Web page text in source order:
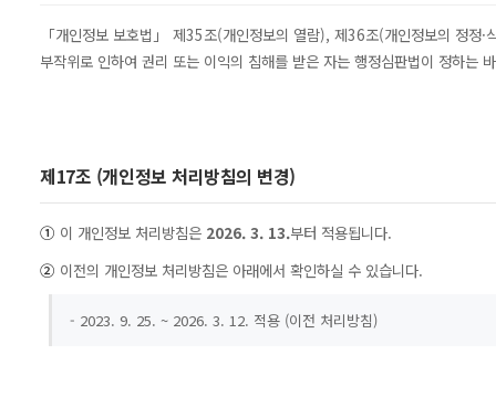
「개인정보 보호법」 제35조(개인정보의 열람), 제36조(개인정보의 정
부작위로 인하여 권리 또는 이익의 침해를 받은 자는 행정심판법이 정하는
제17조 (개인정보 처리방침의 변경)
① 이 개인정보 처리방침은 2026. 3. 13.부터 적용됩니다.
② 이전의 개인정보 처리방침은 아래에서 확인하실 수 있습니다.
- 2023. 9. 25. ~ 2026. 3. 12. 적용 (이전 처리방침)